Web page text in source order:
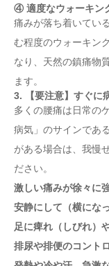
④ 適度なウォーキン
痛みが落ち着いてい
む程度のウォーキン
なり、天然の鎮痛物
ます。
3. 【要注意】すぐに
多くの腰痛は日常の
病気」のサインであ
がある場合は、我慢
ださい。
激しい痛みが徐々に
安静にして（横にな
足に痺れ（しびれ）
排尿や排便のコント
② 筋力の低下
③ 精神的な
2. 今日からでき
① 正しい座
② お風呂で
③ 太もも・お